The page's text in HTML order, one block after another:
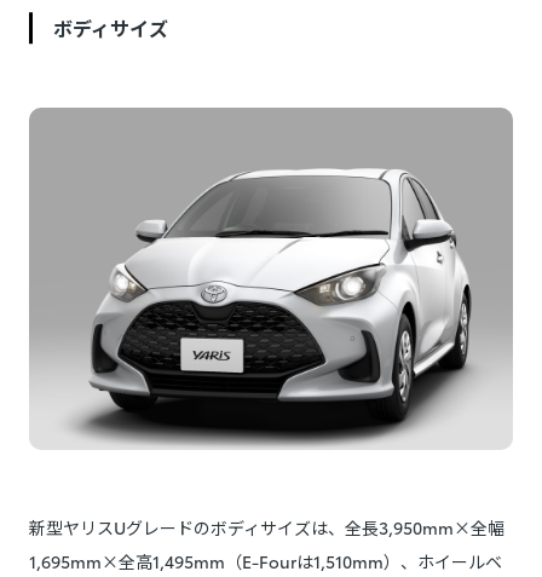
ボディサイズ
新型ヤリスUグレードのボディサイズは、全長3,950mm×全幅
1,695mm×全高1,495mm（E-Fourは1,510mm）、ホイールベ